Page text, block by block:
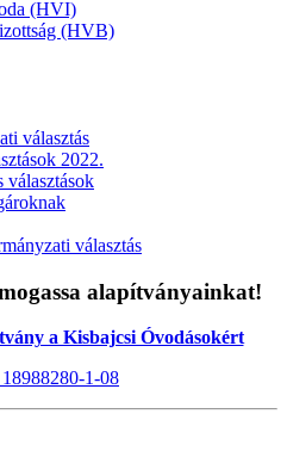
(HVI)
(HVB)
választás
2022.
választások
választás
alapítványainkat!
a Kisbajcsi Óvodásokért
1-08